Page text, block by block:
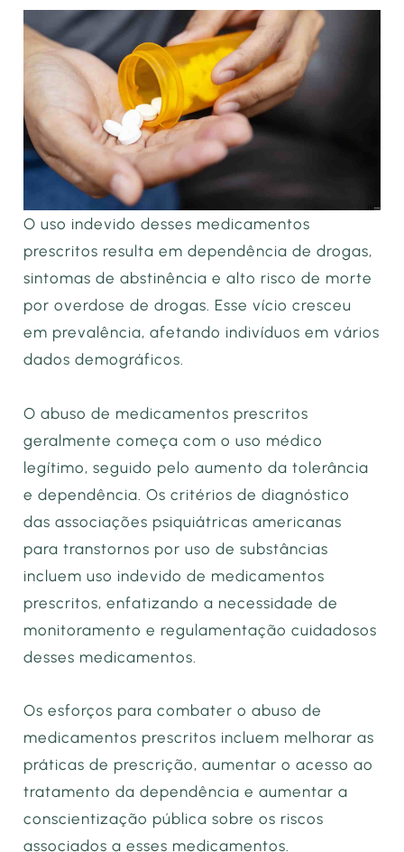
O uso indevido desses medicamentos
prescritos resulta em dependência de drogas,
sintomas de abstinência e alto risco de morte
por overdose de drogas. Esse vício cresceu
em prevalência, afetando indivíduos em vários
dados demográficos.
O abuso de medicamentos prescritos
geralmente começa com o uso médico
legítimo, seguido pelo aumento da tolerância
e dependência. Os critérios de diagnóstico
das associações psiquiátricas americanas
para transtornos por uso de substâncias
incluem uso indevido de medicamentos
prescritos, enfatizando a necessidade de
monitoramento e regulamentação cuidadosos
desses medicamentos.
Os esforços para combater o abuso de
medicamentos prescritos incluem melhorar as
práticas de prescrição, aumentar o acesso ao
tratamento da dependência e aumentar a
conscientização pública sobre os riscos
associados a esses medicamentos.